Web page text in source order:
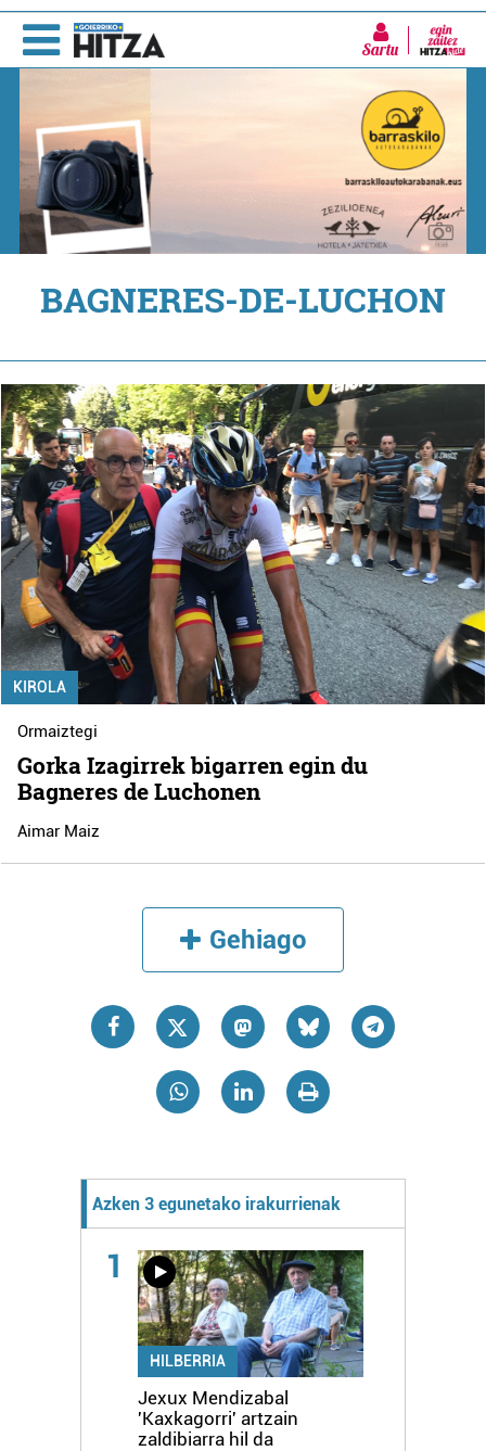
Sartu
BAGNERES-DE-LUCHON
KIROLA
Ormaiztegi
Gorka Izagirrek bigarren egin du
Bagneres de Luchonen
Aimar Maiz
Gehiago
Azken 3 egunetako irakurrienak
1
HILBERRIA
Jexux Mendizabal
'Kaxkagorri' artzain
zaldibiarra hil da